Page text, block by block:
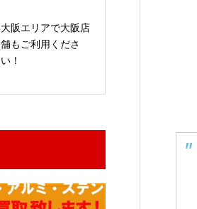
大阪エリアで大阪店
舗もご利用くださ
い！